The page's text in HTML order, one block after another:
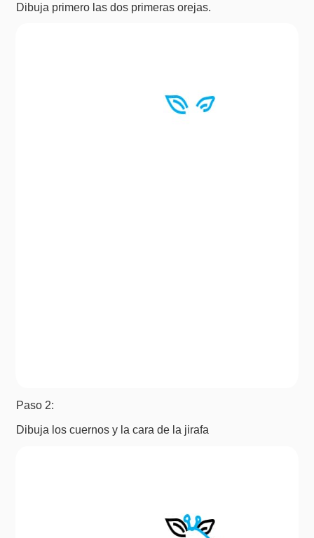
Dibuja primero las dos primeras orejas.
Paso 2:
Dibuja los cuernos y la cara de la jirafa